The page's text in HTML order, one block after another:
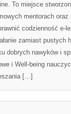
To miejsce
mentorach
codzienność e-
zamiast pustych
dobrych nawyków i
i Well-being
[…]